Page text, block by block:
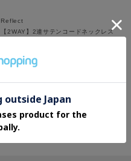
Reflect
【2WAY】2連サテンコードネックレス
50%OFF